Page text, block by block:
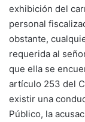
exhibición del
personal
obstante,
requerida al
que ella se
artículo 253 del
existir una
Público, la